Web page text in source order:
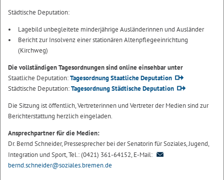
Städtische Deputation:
Lagebild unbegleitete minderjährige Ausländerinnen und Ausländer
Bericht zur Insolvenz einer stationären Altenpflegeeinrichtung
(Kirchweg)
Die vollständigen Tagesordnungen sind online einsehbar unter
Staatliche Deputation:Tagesordnung Staatliche Deputation
Städtische Deputation:Tagesordnung Städtische Deputation
Die Sitzung ist öffentlich, Vertreterinnen und Vertreter der Medien sind zur
Berichterstattung herzlich eingeladen.
Ansprechpartner für die Medien:
Dr. Bernd Schneider, Pressesprecher bei der Senatorin für Soziales, Jugend,
Integration und Sport, Tel.: (0421) 361-64152, E-Mail:
bernd.schneider@soziales.bremen.de